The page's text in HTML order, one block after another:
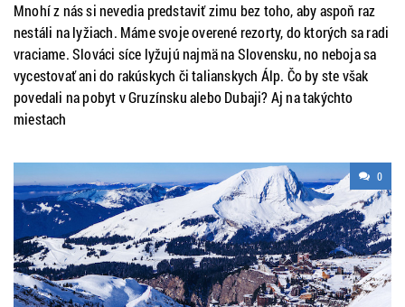
Mnohí z nás si nevedia predstaviť zimu bez toho, aby aspoň raz
nestáli na lyžiach. Máme svoje overené rezorty, do ktorých sa radi
vraciame. Slováci síce lyžujú najmä na Slovensku, no neboja sa
vycestovať ani do rakúskych či talianskych Álp. Čo by ste však
povedali na pobyt v Gruzínsku alebo Dubaji? Aj na takýchto
miestach
0